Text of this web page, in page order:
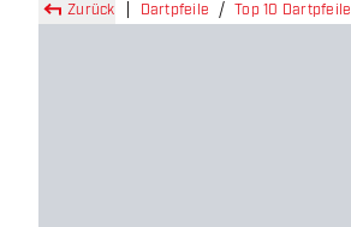
Zurück Dartpfeile Top 10 Dartpfeile